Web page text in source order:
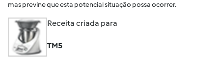
mas previne que esta potencial situação possa ocorrer.
Receita criada para
TM5